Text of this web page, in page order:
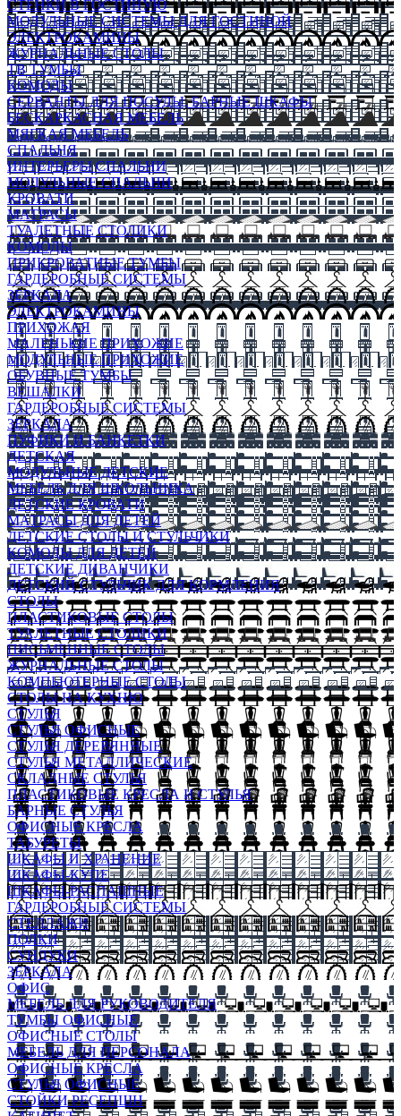
СТЕНКИ В ГОСТИНУЮ
МОДУЛЬНЫЕ СИСТЕМЫ ДЛЯ ГОСТИНОЙ
ЭЛЕКТРОКАМИНЫ
ЖУРНАЛЬНЫЕ СТОЛЫ
ТВ ТУМБЫ
КОМОДЫ
СЕРВАНТЫ ДЛЯ ПОСУДЫ, БАРНЫЕ ШКАФЫ
БЕСКАРКАСНАЯ МЕБЕЛЬ
МЯГКАЯ МЕБЕЛЬ
СПАЛЬНЯ
ИНТЕРЬЕРЫ СПАЛЬНИ
МОДУЛЬНЫЕ СПАЛЬНИ
КРОВАТИ
МАТРАСЫ
ТУАЛЕТНЫЕ СТОЛИКИ
КОМОДЫ
ПРИКРОВАТНЫЕ ТУМБЫ
ГАРДЕРОБНЫЕ СИСТЕМЫ
ЗЕРКАЛА
ЭЛЕКТРОКАМИНЫ
ПРИХОЖАЯ
МАЛЕНЬКИЕ ПРИХОЖИЕ
МОДУЛЬНЫЕ ПРИХОЖИЕ
ОБУВНЫЕ ТУМБЫ
ВЕШАЛКИ
ГАРДЕРОБНЫЕ СИСТЕМЫ
ЗЕРКАЛА
ПУФИКИ И БАНКЕТКИ
ДЕТСКАЯ
МОДУЛЬНЫЕ ДЕТСКИЕ
МЕБЕЛЬ ДЛЯ ШКОЛЬНИКА
ДЕТСКИЕ КРОВАТИ
МАТРАСЫ ДЛЯ ДЕТЕЙ
ДЕТСКИЕ СТОЛЫ И СТУЛЬЧИКИ
КОМОДЫ ДЛЯ ДЕТЕЙ
ДЕТСКИЕ ДИВАНЧИКИ
ДЕТСКИЙ СТУЛЬЧИК ДЛЯ КОРМЛЕНИЯ
СТОЛЫ
ПЛАСТИКОВЫЕ СТОЛЫ
ТУАЛЕТНЫЕ СТОЛИКИ
ПИСЬМЕННЫЕ СТОЛЫ
ЖУРНАЛЬНЫЕ СТОЛЫ
КОМПЬЮТЕРНЫЕ СТОЛЫ
СТОЛЫ НА КУХНЮ
СТУЛЬЯ
СТУЛЬЯ ОФИСНЫЕ
СТУЛЬЯ ДЕРЕВЯННЫЕ
СТУЛЬЯ МЕТАЛЛИЧЕСКИЕ
СКЛАДНЫЕ СТУЛЬЯ
ПЛАСТИКОВЫЕ КРЕСЛА И СТУЛЬЯ
БАРНЫЕ СТУЛЬЯ
ОФИСНЫЕ КРЕСЛА
ТАБУРЕТЫ
ШКАФЫ И ХРАНЕНИЕ
ШКАФЫ-КУПЕ
ШКАФЫ-РАСПАШНЫЕ
ГАРДЕРОБНЫЕ СИСТЕМЫ
СТЕЛЛАЖИ
ПОЛКИ
СУНДУКИ
ЗЕРКАЛА
ОФИС
МЕБЕЛЬ ДЛЯ РУКОВОДИТЕЛЯ
ТУМБЫ ОФИСНЫЕ
ОФИСНЫЕ СТОЛЫ
МЕБЕЛЬ ДЛЯ ПЕРСОНАЛА
ОФИСНЫЕ КРЕСЛА
СТУЛЬЯ ОФИСНЫЕ
СТОЙКИ РЕСЕПШН